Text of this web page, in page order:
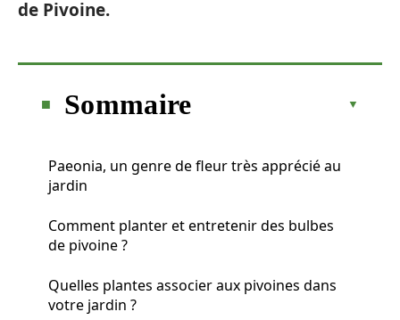
de Pivoine.
Sommaire
Paeonia, un genre de fleur très apprécié au
jardin
Comment planter et entretenir des bulbes
de pivoine ?
Quelles plantes associer aux pivoines dans
votre jardin ?